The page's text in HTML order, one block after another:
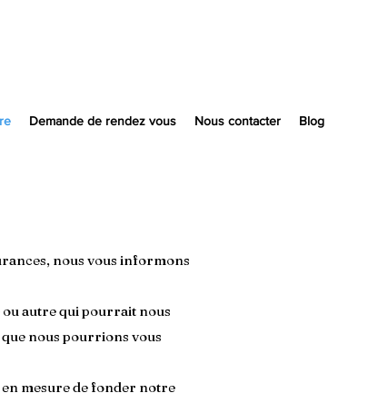
Demande de rendez vous Nous contacter Blog
nous vous informons
ou autre qui pourrait nous
nous pourrions vous
en mesure de fonder notre